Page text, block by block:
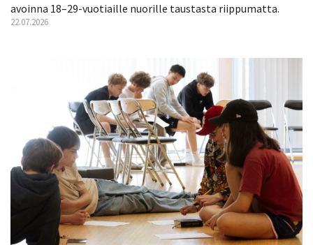
avoinna 18–29-vuotiaille nuorille taustasta riippumatta.
22.07.2026